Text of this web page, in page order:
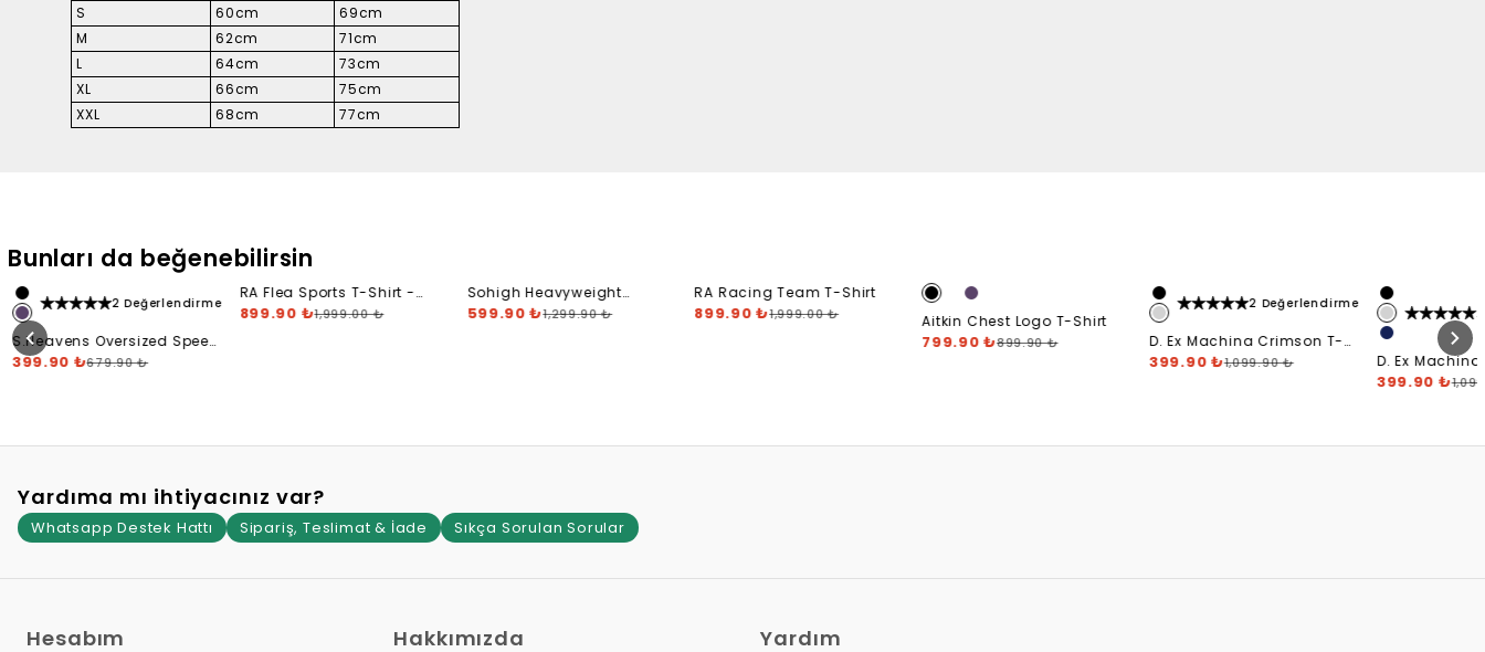
S
60cm
69cm
M
62cm
71cm
L
64cm
73cm
XL
66cm
75cm
XXL
68cm 77cm
Bunları da beğenebilirsin
2 Değerlendirme
S.Heavens Oversized Speed
T-Shirt
399.90 ₺679.90 ₺
RA Flea Sports T-Shirt -
Faded Wash
899.90 ₺1,999.00 ₺
Sohigh Heavyweight
Fingerprint T-Shirt
599.90 ₺1,299.90 ₺
RA Racing Team T-Shirt
899.90 ₺1,999.00 ₺ Aitkin Chest Logo T-Shirt
799.90 ₺899.90 ₺
2 Değerlendirme
D. Ex Machina Crimson T-
Shirt
399.90 ₺1,099.90 ₺
D. Ex
Address T-
399.90 ₺
Yardıma mı ihtiyacınız var?
Whatsapp Destek Hattı Sipariş, Teslimat & İade Sıkça Sorulan Sorular
Hesabım Hakkımızda Yardım